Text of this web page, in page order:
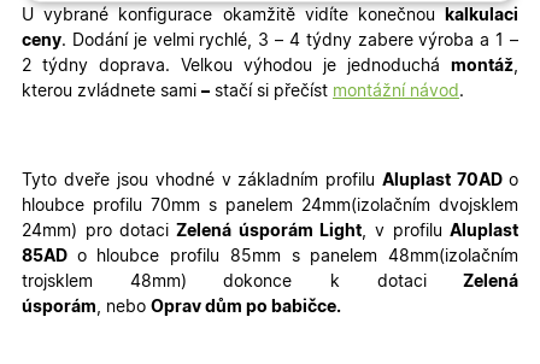
U vybrané konfigurace okamžitě vidíte konečnou
kalkulaci
ceny. Dodání je velmi rychlé, 3 – 4 týdny zabere výroba a 1 –
2 týdny doprava. Velkou výhodou je jednoduchá montáž,
kterou zvládnete sami – stačí si přečíst montážní návod .
Tyto dveře jsou vhodné v základním profiluAluplast 70ADo
hloubce profilu 70mm s panelem 24mm(izolačním dvojsklem
24mm) pro dotaciZelená úsporám Light, v profilu Aluplast
85AD o hloubce profilu 85mm s panelem 48mm(izolačním
trojsklem 48mm)
dokonce k dotaciZelená
úsporám, nebo Oprav dům po babičce.
Nezbytně nutné
cookies
Analytické
cookies
Nezbytně nutné cookies
Analytické cookies